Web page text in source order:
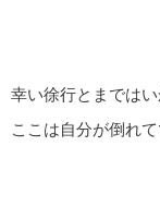
幸い徐行とまでは
ここは自分が倒れ